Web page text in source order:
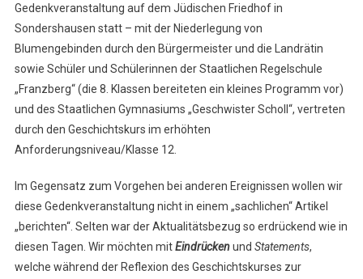
Jüdischen
Friedhof
Gedenkveranstaltung auf dem Jüdischen Friedhof in
Sondershausen statt – mit der Niederlegung von
Blumengebinden durch den Bürgermeister und die Landrätin
sowie Schüler und Schülerinnen der Staatlichen Regelschule
„Franzberg“ (die 8. Klassen bereiteten ein kleines Programm vor)
und des Staatlichen Gymnasiums „Geschwister Scholl“, vertreten
durch den Geschichtskurs im erhöhten
Anforderungsniveau/Klasse 12.
Im Gegensatz zum Vorgehen bei anderen Ereignissen wollen wir
diese Gedenkveranstaltung nicht in einem „sachlichen“ Artikel
„berichten“. Selten war der Aktualitätsbezug so erdrückend wie in
diesen Tagen. Wir möchten mitEindrückenund Statements,
welche während der Reflexion des Geschichtskurses zur